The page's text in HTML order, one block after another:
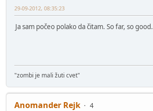
29-09-2012, 08:35:23
Ja sam počeo polako da čitam. So far, so good.
"zombi je mali žuti cvet"
Anomander Rejk
4